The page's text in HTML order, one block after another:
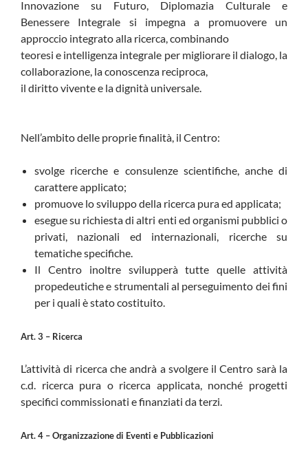
Innovazione su Futuro, Diplomazia Culturale e
Benessere Integrale si impegna a promuovere un
approccio integrato alla ricerca, combinando
teoresi e intelligenza integrale per migliorare il dialogo, la
collaborazione, la conoscenza reciproca,
il diritto vivente e la dignità universale.
Nell’ambito delle proprie finalità, il Centro:
svolge ricerche e consulenze scientifiche, anche di
carattere applicato;
promuove lo sviluppo della ricerca pura ed applicata;
esegue su richiesta di altri enti ed organismi pubblici o
privati, nazionali ed internazionali, ricerche su
tematiche specifiche.
Il Centro inoltre svilupperà tutte quelle attività
propedeutiche e strumentali al perseguimento dei fini
per i quali è stato costituito.
Art. 3 – Ricerca
L’attività di ricerca che andrà a svolgere il Centro sarà la
c.d. ricerca pura o ricerca applicata, nonché progetti
specifici commissionati e finanziati da terzi.
Art. 4 – Organizzazione di Eventi e Pubblicazioni